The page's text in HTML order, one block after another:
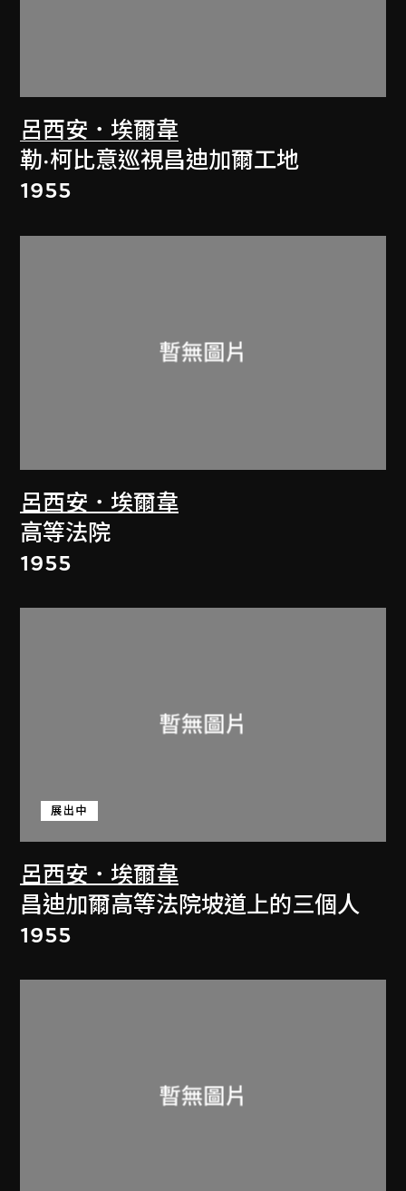
呂西安．埃爾韋
勒·柯比意巡視昌迪加爾工地
1955
呂西安．埃爾韋
高等法院
1955
呂西安．埃爾韋
展出中
昌迪加爾高等法院坡道上的三個人
1955